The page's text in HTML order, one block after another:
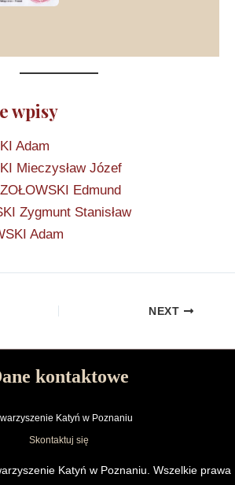
wpisy
Adam
Mieczysław Józef
Edmund
Zygmunt Stanisław
Adam
NEXT
kontaktowe
Katyń w Poznaniu
Skontaktuj się
Katyń w Poznaniu. Wszelkie prawa